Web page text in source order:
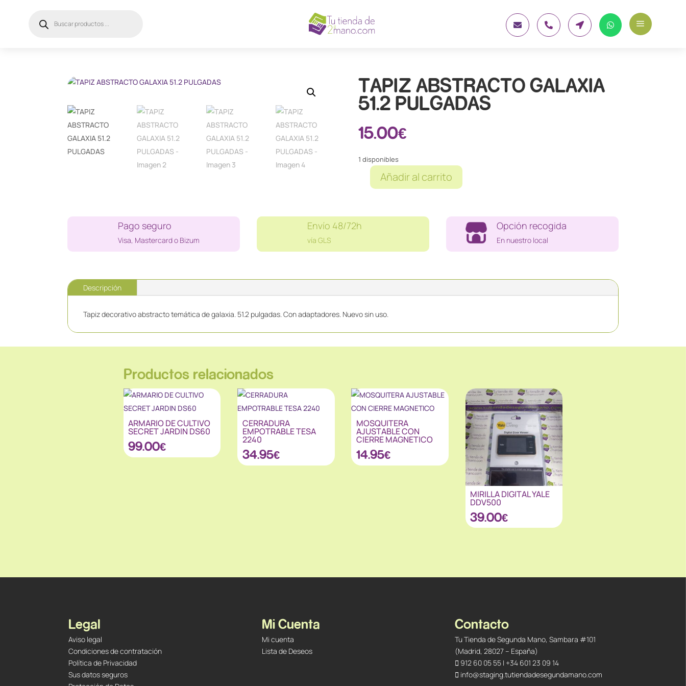
productos     a
TAPIZ ABSTRACTO GALAXIA
51.2 PULGADAS
15.00€
1 disponibles
TAPIZ
51.2
PULGADAS
Añadir al carrito
Pago seguro
Visa, Mastercard o Bizum
Envío 48/72h
vía GLS
Opción recogida
En nuestro local
Descripción
Tapiz decorativo abstracto temática de galaxia. 51.2 pulgadas. Con adaptadores. Nuevo sin uso.
Productos relacionados
ARMARIO DE CULTIVO
SECRET JARDIN DS60
99.00€
CERRADURA
EMPOTRABLE TESA
2240
34.95€
MOSQUITERA
AJUSTABLE CON
CIERRE MAGNETICO
14.95€
MIRILLA DIGITAL YALE
DDV500
39.00€
Legal
Aviso legal
Condiciones de contratación
Política de Privacidad
Sus datos seguros
Mi Cuenta
Mi cuenta
Lista de Deseos
Contacto
Tu Tienda de Segunda Mano, Sambara #101
(Madrid, 28027 – España)
912 60 05 55| +34 601 23 09 14
info@staging.tutiendadesegundamano.com